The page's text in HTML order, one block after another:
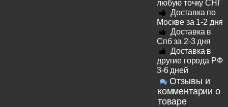
любую точку СНГ
Доставка по
Москве за 1-2 дня
Доставка в
Спб за 2-3 дня
Доставка в
другие города РФ
3-6 дней
Отзывы и
комментарии о
товаре